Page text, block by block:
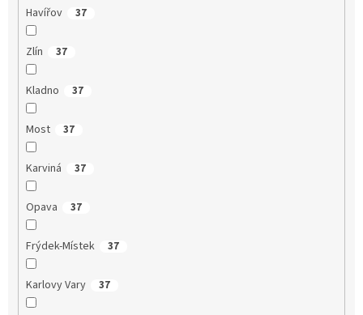
Havířov 37
Zlín 37
Kladno 37
Most 37
Karviná 37
Opava 37
Frýdek-Místek 37
Karlovy Vary 37